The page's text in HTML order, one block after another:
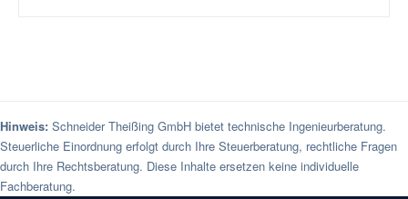
Hinweis: Schneider Theißing GmbH bietet technische Ingenieurberatung.
Steuerliche Einordnung erfolgt durch Ihre Steuerberatung, rechtliche Fragen
durch Ihre Rechtsberatung. Diese Inhalte ersetzen keine individuelle
Fachberatung.